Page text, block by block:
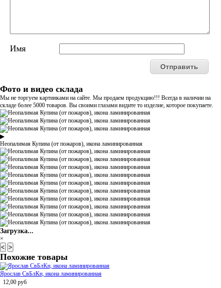
Имя
Фото и видео склада
Мы не торгуем картинками на сайте. Мы продаем продукцию!!! Всегда в наличии на
складе более 5000 товаров. Вы своими глазами видите то изделие, которое покупаете.
▶
Неопалимая Купина (от пожаров), икона ламинированная
Загрузка...
×
< >
Похожие товары
Ярослав СвБлКн, икона ламинированная
12,00 руб